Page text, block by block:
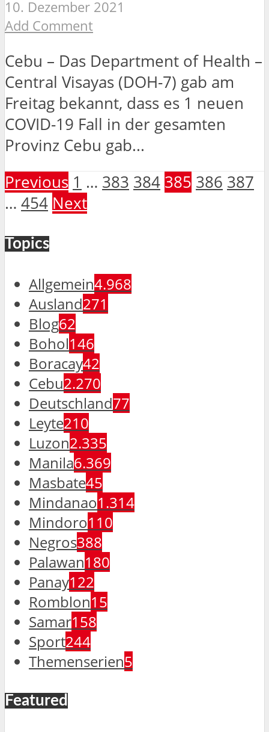
10. Dezember 2021
Add Comment
Cebu – Das Department of Health –
Central Visayas (DOH-7) gab am
Freitag bekannt, dass es 1 neuen
COVID-19 Fall in der gesamten
Provinz Cebu gab...
Previous 1 … 383 384 385 386 387
… 454 Next
Topics
Allgemein4.968
Ausland271
Blog62
Bohol146
Boracay42
Cebu2.270
Deutschland77
Leyte210
Luzon2.335
Manila6.369
Masbate45
Mindanao1.314
Mindoro110
Negros388
Palawan180
Panay122
Romblon15
Samar158
Sport244
Themenserien5
Featured